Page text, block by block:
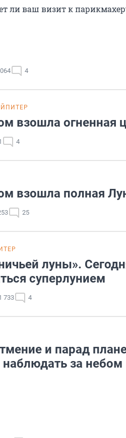
ли ваш визит к
4
взошла огненная
4
взошла полная
25
луны».
суперлунием
733 4
и парад
за небом